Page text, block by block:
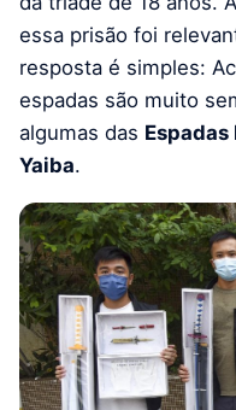
essa prisão foi
resposta é simples:
espadas são muito
algumas das
Yaiba.